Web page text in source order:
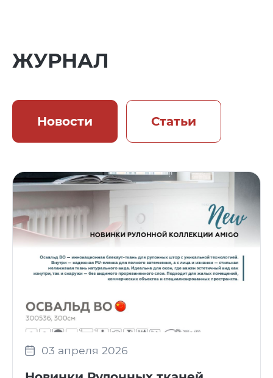
ЖУРНАЛ
Новости Статьи
03 апреля 2026